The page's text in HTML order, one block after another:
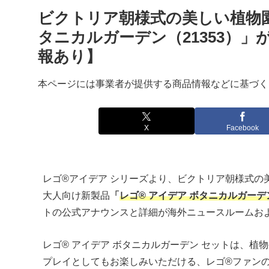
ビクトリア朝様式の美しい植
タニカルガーデン（21353）」
報あり】
本ページには事業者が提供する商品情報などに基づ
X Facebook
レゴ®アイデア シリーズより、ビクトリア朝様式
大人向け新製品 「 レゴ® アイデア ボタニカルガーデ
トの公式アナウンスと詳細が海外ニュースルーム
レゴ® アイデア ボタニカルガーデン セットは、植
プレイとしてもお楽しみいただける、レゴ®ファン